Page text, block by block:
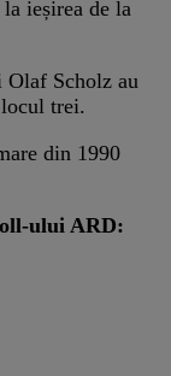
ieșirea de la
Scholz au
trei.
din 1990
ului ARD: